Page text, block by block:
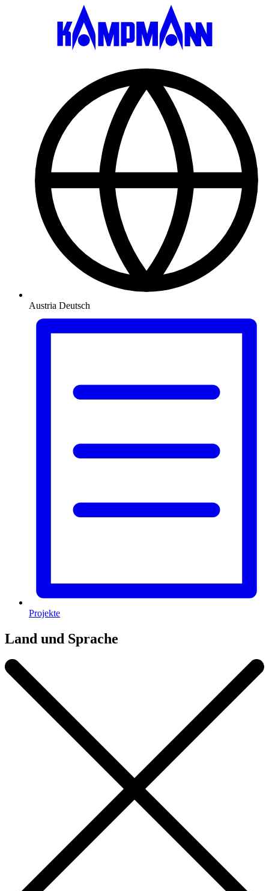
Austria Deutsch
Projekte
Land und Sprache